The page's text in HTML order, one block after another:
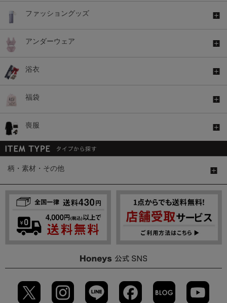
ファッショングッズ
アンダーウェア
浴衣
福袋
喪服
柄・素材・その他